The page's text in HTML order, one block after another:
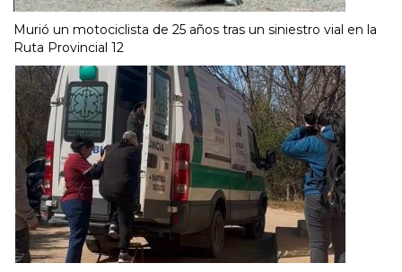
Murió un motociclista de 25 años tras un siniestro vial en la
Ruta Provincial 12